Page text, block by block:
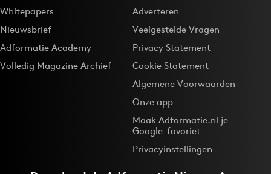
Whitepapers
Nieuwsbrief
Adformatie Academy
Volledig Magazine Archief
Adverteren
Veelgestelde Vragen
Privacy Statement
Cookie Statement
Algemene Voorwaarden
Onze app
Maak Adformatie.nl je
Google-favoriet
Privacyinstellingen